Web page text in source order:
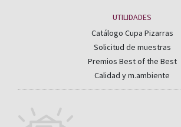
UTILIDADES
Catálogo Cupa Pizarras
Solicitud de muestras
Premios Best of the Best
Calidad y m.ambiente